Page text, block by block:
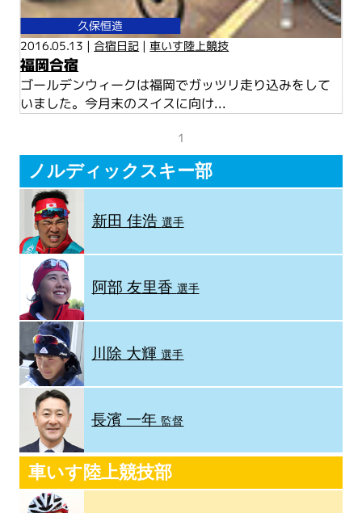
久保恒造
2016.05.13 | 合宿日記 |車いす陸上競技
福岡合宿
ゴールデンウィークは福岡でガッツリ走り込みをして
いました。今月末のスイスに向け...
1
ノルディックスキー部
新田 佳浩 選手
阿部 友里香 選手
川除 大輝選手
長濱 一年 監督
車いす陸上競技部